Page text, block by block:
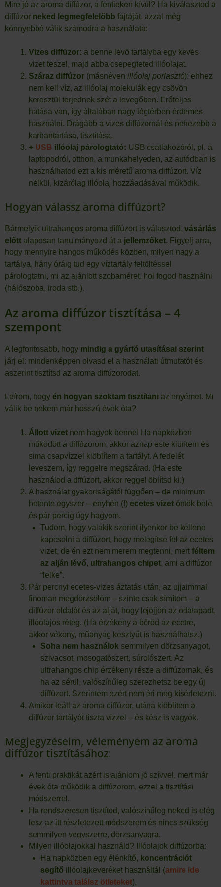
Mire jó az aroma diffúzor, a fentieken kívül? Ha kiválasztod a
diffúzor neked legmegfelelőbb fajtáját, azzal még
könnyebbé válik számodra a használata:
Vizes diffúzor: a benne lévő tartályba egy kevés
vizet teszel, majd abba csepegteted illóolajat.
Száraz diffúzor (másnéven illóolaj porlasztó): ehhez
nem kell víz, az illóolaj molekulák egy csövön
keresztül terjednek szét a levegőben. Erőteljes
hatása van, így általában nagy légtérben érdemes
használni. Drágább a vizes diffúzornál és nehezebb a
karbantartása, tisztítása.
+ USB illóolaj párologtató: USB csatlakozóról, pl. a
laptopodról, otthon, a munkahelyeden, az autódban is
használhatod ezt a kis méretű aroma diffúzort. Víz
nélkül, kizárólag illóolaj hozzáadásával működik.
Hogyan válassz aroma diffúzort?
Bármelyik ultrahangos aroma diffúzort is választod, vásárlás
előtt alaposan tanulmányozd át a jellemzőket. Figyelj arra,
hogy mennyire hangos működés közben, milyen nagy a
tartálya, hány óráig tud egy víztartály feltöltéssel
párologtatni, mi az ajánlott szobaméret, hol fogod használni
(hálószoba, iroda stb.).
Az aroma diffúzor tisztítása – 4
szempont
A legfontosabb, hogy mindig a gyártó utasításai szerint
járj el: mindenképpen olvasd el a használati útmutatót és
aszerint tisztítsd az aroma diffúzorodat.
Leírom, hogy én hogyan szoktam tisztítani az enyémet. Mi
válik be nekem már hosszú évek óta?
Állott vizet nem hagyok benne! Ha napközben
működött a diffúzorom, akkor aznap este kiürítem és
sima csapvízzel kiöblítem a tartályt. A fedelét
leveszem, így reggelre megszárad. (Ha este
használod a dffúzort, akkor reggel öblítsd ki.)
A használat gyakoriságától függően – de minimum
hetente egyszer – enyhén (!) ecetes vizet öntök bele
és pár percig úgy hagyom.
Tudom, hogy valakik szerint ilyenkor be kellene
kapcsolni a diffúzort, hogy melegítse fel az ecetes
vizet, de én ezt nem merem megtenni, mert féltem
az alján lévő, ultrahangos chipet, ami a diffúzor
“lelke”.
Pár percnyi ecetes-vizes áztatás után, az ujjaimmal
finoman megdörzsölöm – szinte csak símítom – a
diffúzor oldalát és az alját, hogy lejöjjön az odatapadt,
illóolajos réteg. (Ha érzékeny a bőröd az ecetre,
akkor vékony, műanyag kesztyűt is használhatsz.)
Soha nem használok semmilyen dörzsanyagot,
szivacsot, mosogatószert, súrolószert. Az
ultrahangos chip érzékeny része a diffúzornak, és
ha az sérül, valószínűleg szerezhetsz be egy új
diffúzort. Szerintem ezért nem éri meg kísérletezni.
Amikor leáll az aroma diffúzor, utána kiöblítem a
diffúzor tartályát tiszta vízzel – és kész is vagyok.
Megjegyzéseim, véleményem az aroma
diffúzor tisztításához:
A fenti praktikát azért is ajánlom jó szívvel, mert már
évek óta működik a diffúzorom, ezzel a tisztítási
módszerrel.
Ha rendszeresen tisztítod, valószínűleg neked is elég
lesz az itt részletezett módszerem és nincs szükség
semmilyen vegyszerre, dörzsanyagra.
Milyen illóolajokkal használd? Illóolajok diffúzorba:
Ha napközben egy élénkítő, koncentrációt
segítő illóolajkeveréket használtál (amire ide
kattintva találsz ötleteket),